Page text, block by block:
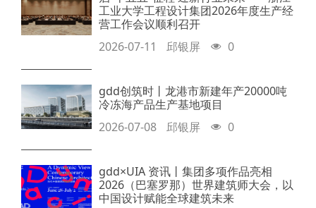
工业大学工程设计集团2026年度生产经
营工作会议顺利召开
2026-07-11
邱银屏 0
gdd创筑时丨龙港市新建年产20000吨
冷冻海产品生产基地项目
2026-07-08
邱银屏 0
gdd×UIA 资讯丨集团多项作品亮相
2026（巴塞罗那）世界建筑师大会，以
中国设计赋能全球建筑未来